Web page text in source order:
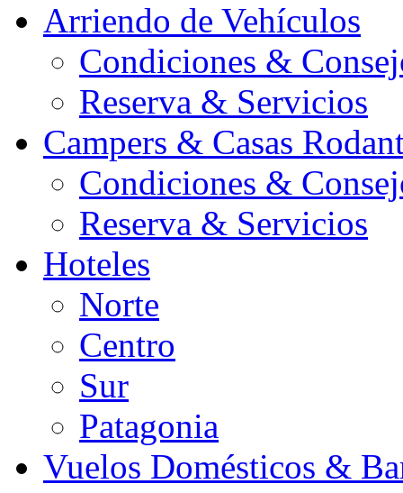
Arriendo de Vehículos
Condiciones &
Reserva & Servicios
Campers & Casas
Condiciones &
Reserva & Servicios
Hoteles
Norte
Centro
Sur
Patagonia
Vuelos Domésticos &